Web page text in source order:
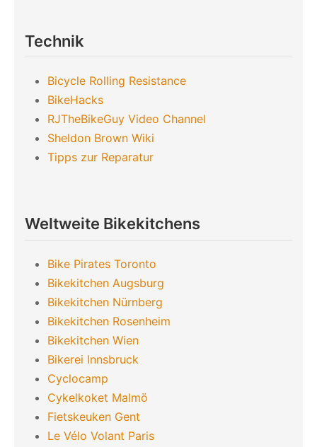
Technik
Bicycle Rolling Resistance
BikeHacks
RJTheBikeGuy Video Channel
Sheldon Brown Wiki
Tipps zur Reparatur
Weltweite Bikekitchens
Bike Pirates Toronto
Bikekitchen Augsburg
Bikekitchen Nürnberg
Bikekitchen Rosenheim
Bikekitchen Wien
Bikerei Innsbruck
Cyclocamp
Cykelkoket Malmö
Fietskeuken Gent
Le Vélo Volant Paris